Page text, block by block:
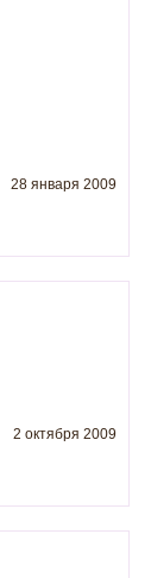
28 января 2009
2 октября 2009